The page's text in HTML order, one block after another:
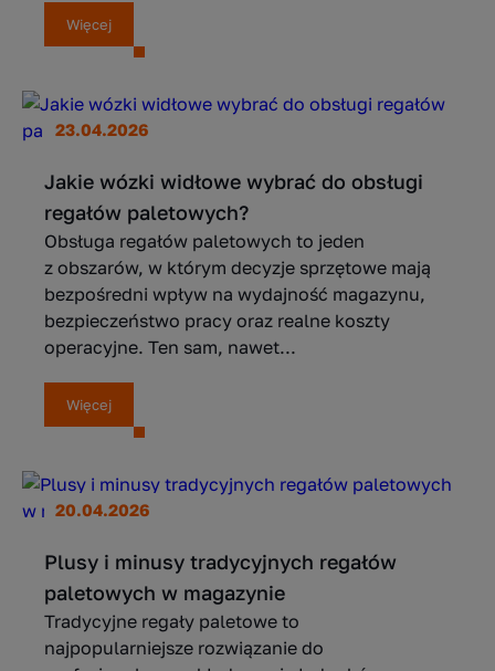
Więcej
23.04.2026
Jakie wózki widłowe wybrać do obsługi
regałów paletowych?
Obsługa regałów paletowych to jeden
z obszarów, w którym decyzje sprzętowe mają
bezpośredni wpływ na wydajność magazynu,
bezpieczeństwo pracy oraz realne koszty
operacyjne. Ten sam, nawet...
Więcej
20.04.2026
Plusy i minusy tradycyjnych regałów
paletowych w magazynie
Tradycyjne regały paletowe to
najpopularniejsze rozwiązanie do